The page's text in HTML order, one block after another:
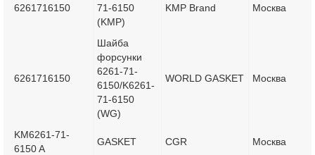
6261716150
71-6150
(KMP)
KMP Brand Москва
6261716150
Шайба
форсунки
6261-71-
6150/K6261-
71-6150
(WG)
WORLD GASKET Москва
KM6261-71-
6150 A
GASKET CGR Москва